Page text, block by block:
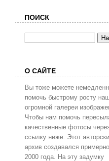
ПОИСК
О САЙТЕ
Вы тоже можете
помочь быстрому росту
огромной галереи
Чтобы нам помочь
качественные фотосы
ссылку ниже. Этот
архив создавался
2000 года. На эту задумку